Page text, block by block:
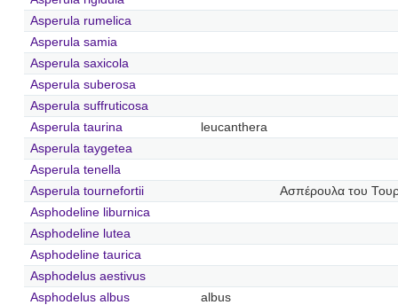
Asperula rumelica
Asperula samia
Asperula saxicola
Asperula suberosa
Asperula suffruticosa
Asperula taurina
leucanthera
Asperula taygetea
Asperula tenella
Asperula tournefortii
Ασπέρουλα του
Asphodeline liburnica
Asphodeline lutea
Asphodeline taurica
Asphodelus aestivus
Asphodelus albus
albus